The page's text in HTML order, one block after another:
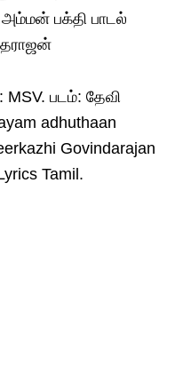
அம்மன் பக்தி பாடல்
படம்: தேவி
adhuthaan
Govindarajan
Tamil.